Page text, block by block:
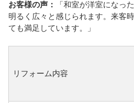
お客様の声：
「和室が洋室になっ
明るく広々と感じられます。来客
ても満足しています。」
リフォーム内容